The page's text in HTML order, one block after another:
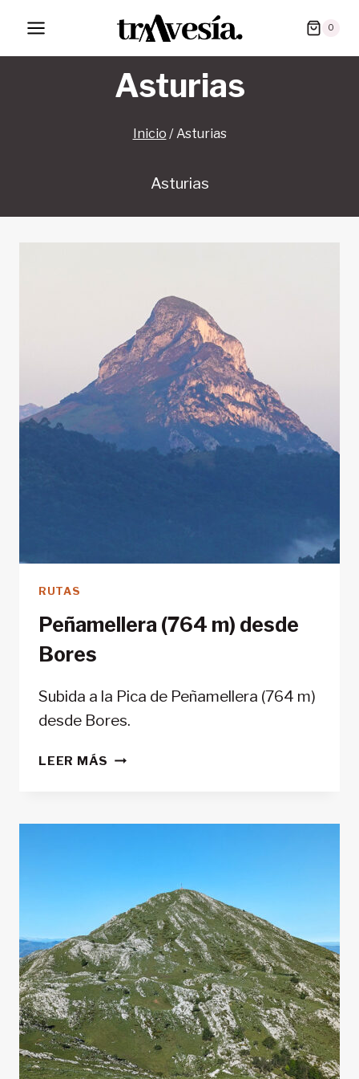
contenido
0
Asturias
Inicio / Asturias
Asturias
RUTAS
Peñamellera (764 m) desde
Bores
Subida a la Pica de Peñamellera (764 m)
desde Bores.
LEER MÁS PEÑAMELLERA